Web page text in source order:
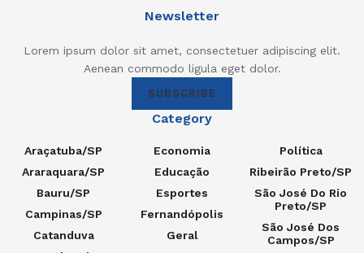
Newsletter
Lorem ipsum dolor sit amet, consectetuer adipiscing elit.
Aenean commodo ligula eget dolor.
SUBSCRIBE
Category
Araçatuba/SP
Araraquara/SP
Bauru/SP
Campinas/SP
Catanduva
Economia
Educação
Esportes
Fernandópolis
Geral
Política
Ribeirão Preto/SP
São José Do Rio
Preto/SP
São José Dos
Campos/SP